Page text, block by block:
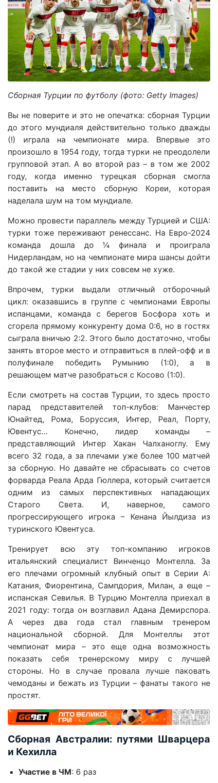
Сборная Турции по футболу (фото: Getty Images)
Вы не поверите и это не опечатка: сборная Турции
до этого мундиаля действительно только дважды
(!) играла на чемпионате мира. Впервые это
произошло в 1954 году, тогда турки не преодолели
групповой этап. А во второй раз – в том же 2002
году, когда именно турецкая сборная смогла
поставить на место сборную Кореи, которая
наделала шум на том мундиале.
Можно провести параллель между Турцией и США:
турки тоже переживают ренессанс. На Евро-2024
команда дошла до ¼ финала и проиграла
Нидерландам, но на чемпионате мира шансы дойти
до такой же стадии у них совсем не хуже.
Впрочем, турки выдали отличный отборочный
цикл: оказавшись в группе с чемпионами Европы
испанцами, команда с берегов Босфора хоть и
сгорела прямому конкуренту дома 0:6, но в гостях
сыграла вничью 2:2. Этого было достаточно, чтобы
занять второе место и отправиться в плей-офф и в
полуфинале победить Румынию (1:0), а в
решающем матче разобраться с Косово (1:0).
Если смотреть на состав Турции, то здесь просто
парад представителей топ-клубов: Манчестер
Юнайтед, Рома, Боруссия, Интер, Реал, Порту,
Ювентус… Конечно, лидер команды –
представляющий Интер Хакан Чалханоглу. Ему
всего 32 года, а за плечами уже более 100 матчей
за сборную. Но давайте не сбрасывать со счетов
форварда Реала Арда Гюллера, который считается
одним из самых перспективных нападающих
Старого Света. И, наверное, самого
прогрессирующего игрока – Кенана Йылдиза из
туринского Ювентуса.
Тренирует всю эту топ-компанию игроков
итальянский специалист Винченцо Монтелла. За
его плечами огромный клубный опыт в Серии А:
Катания, Фиорентина, Сампдория, Милан, а еще –
испанская Севилья. В Турцию Монтелла приехал в
2021 году: тогда он возглавил Адана Демирспора.
А через два года стал главным тренером
национальной сборной. Для Монтеллы этот
чемпионат мира – это еще одна возможность
показать себя тренерскому миру с лучшей
стороны. Но в случае провала лучше паковать
чемоданы и бежать из Турции – фанаты такого не
простят.
Сборная Австралии: путями Шварцера
и Кехилла
Участие в ЧМ: 6 раз